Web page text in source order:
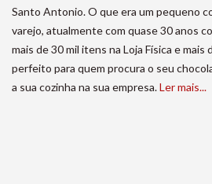
Santo Antonio. O que era um pequeno
varejo, atualmente com quase 30 anos
mais de 30 mil itens na Loja Física e mais
perfeito para quem procura o seu
a sua cozinha na sua empresa.Ler mais...